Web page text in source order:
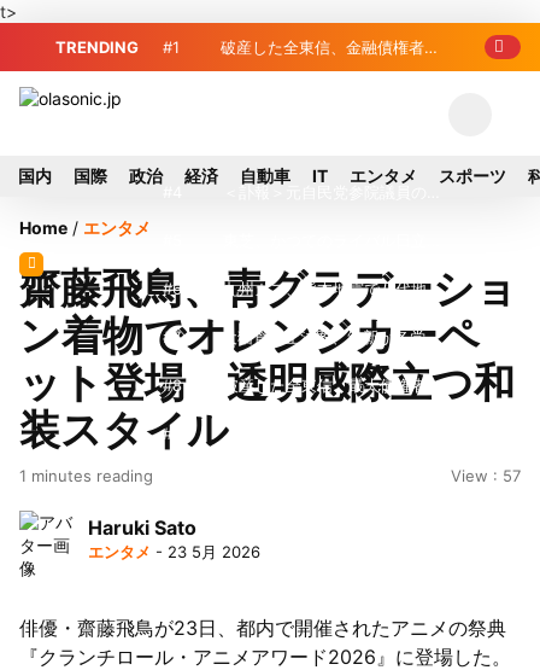
t>
TRENDING #1 破産した全東信、金融債権者リ
の真紀子氏
元社長が取締役に就任—再上場に向け視
界良好
#6 九州ガス、熊本地震で八代地区
のガス供給停止 「2次災害防止」を理
由に
#7 犬猫食禁止法案、維新が各党と
調整 中華料理店の提供に懸念
#8 破産した全東信、最大債権者は
近畿産業信組の219億円 地銀やノンバ
#9 トイレの暑さ対策に最適？ 山善
イト」を試してみた
「全東信」債権者リスト公開、金融機関
国内 国際 政治 経済 自動車 IT エンタメ スポーツ
Home / エンタメ
齋藤飛鳥、青グラデーショ
ン着物でオレンジカーペ
ット登場 透明感際立つ和
装スタイル
1 minutes reading View : 57
Haruki Sato
エンタメ - 23 5月 2026
俳優・齋藤飛鳥が23日、都内で開催されたアニメの祭典
『クランチロール・アニメアワード2026』に登場した。